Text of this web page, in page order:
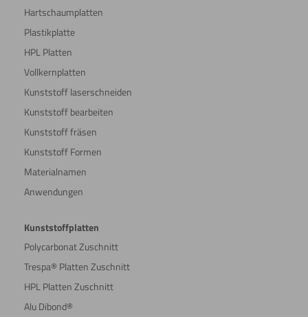
Hartschaumplatten
Plastikplatte
HPL Platten
Vollkernplatten
Kunststoff laserschneiden
Kunststoff bearbeiten
Kunststoff fräsen
Kunststoff Formen
Materialnamen
Anwendungen
Kunststoffplatten
Polycarbonat Zuschnitt
Trespa® Platten Zuschnitt
HPL Platten Zuschnitt
Alu Dibond®